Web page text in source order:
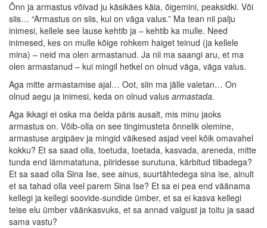
Õnn ja armastus võivad ju käsikäes käia, õigemini, peaksidki. Või
siis… “Armastus on siis, kui on väga valus.” Ma tean nii palju
inimesi, kellele see lause kehtib ja – kehtib ka mulle. Need
inimesed, kes on mulle kõige rohkem haiget teinud (ja kellele
mina) – neid ma olen armastanud. Ja nii ma saangi aru, et ma
olen armastanud – kui mingil hetkel on olnud väga, väga valus.
Aga mitte armastamise ajal… Oot, siin ma jälle valetan… On
olnud aegu ja inimesi, keda on olnud valus armastada.
Aga ikkagi ei oska ma öelda päris ausalt, mis minu jaoks
armastus on. Võib-olla on see tingimusteta õnnelik olemine,
armastuse argipäev ja mingid väikesed asjad veel kõik omavahel
kokku? Et sa saad olla, toetuda, toetada, kasvada, areneda, mitte
tunda end lämmatatuna, piiridesse surutuna, kärbitud tiibadega?
Et sa saad olla Sina Ise, see ainus, suurtähtedega sina ise, ainult
et sa tahad olla veel parem Sina Ise? Et sa ei pea end väänama
kellegi ja kellegi soovide-sundide ümber, et sa ei kasva kellegi
teise elu ümber väänkasvuks, et sa annad valgust ja toitu ja saad
sama vastu?